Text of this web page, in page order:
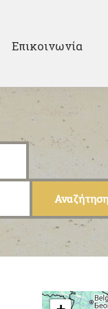
Επικοινωνία